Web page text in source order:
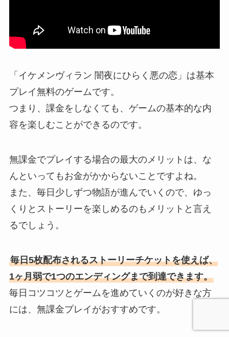
「イケメンヴィラン 闇夜にひらく悪の恋」は基本
プレイ無料のゲームです。
つまり、課金をしなくても、ゲームの基本的な内
容を楽しむことができるのです。
無課金でプレイする場合の最大のメリットは、な
んといってもお金がかからないことですよね。
また、毎日少しずつ物語が進んでいくので、ゆっ
くりとストーリーを楽しめるのもメリットと言え
るでしょう。
毎日5枚配布されるストーリーチケットを使えば、
1ヶ月弱で1つのエンディングまで到達できます。
毎日コツコツとゲームを進めていくのが好きな方
には、無課金プレイがおすすめです。